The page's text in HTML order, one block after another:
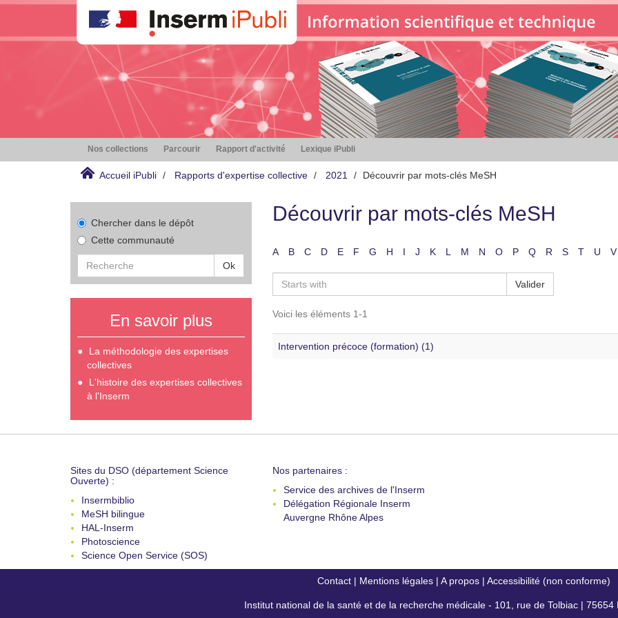
Nos collections Parcourir Rapport d'activité Lexique iPubli
Accueil iPubli Rapports d'expertise collective 2021 Découvrir par mots-clés MeSH
Chercher dans le dépôt
Cette communauté
Ok
En savoir plus
La méthodologie des expertises
collectives
L'histoire des expertises collectives
à l'Inserm
Découvrir par mots-clés MeSH
A B C D E F G H I J K L M N O P Q R S T U V
Valider
Voici les éléments 1-1
Intervention précoce (formation) (1)
Sites du DSO (département Science
Ouverte) :
Insermbiblio
MeSH bilingue
HAL-Inserm
Photoscience
Science Open Service (SOS)
Nos partenaires :
Service des archives de l'Inserm
Délégation Régionale Inserm
Auvergne Rhône Alpes
Contact| Mentions légales| A propos| Accessibilité (non conforme)
Institut national de la santé et de la recherche médicale - 101, rue de Tolbiac | 75654